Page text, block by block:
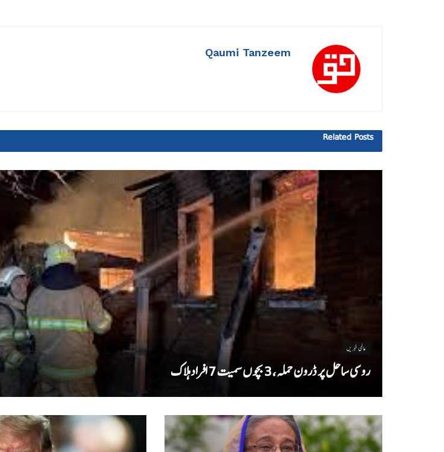
Qaumi Tanzeem
Related Posts
عالمی خبریں
روسی ساحل پر ڈرون حملہ، 3 بچوں سمیت 7 افراد ہلاک